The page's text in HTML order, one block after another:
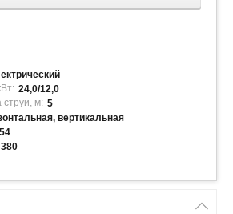
24,0/12,0
м: 5
вертикальная
380